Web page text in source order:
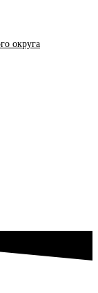
округа